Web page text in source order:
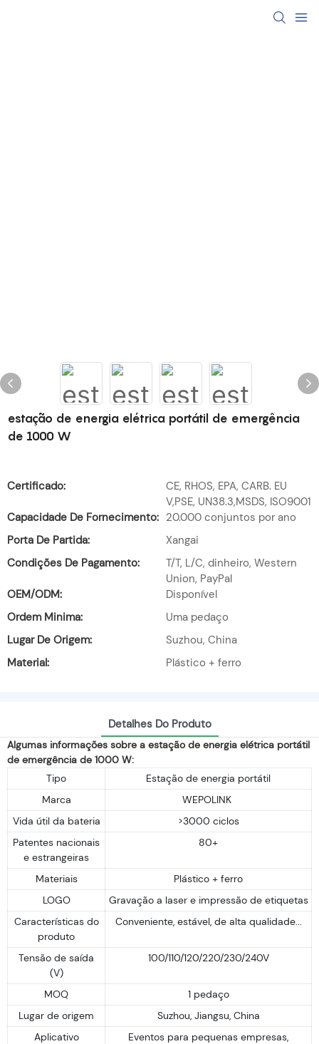
estação de energia elétrica portátil de emergência
de 1000 W
Certificado:
CE, RHOS, EPA, CARB. EU
V,PSE, UN38.3,MSDS, ISO9001
Capacidade De Fornecimento: 20.000 conjuntos por ano
Porta De Partida:
Xangai
Condições De Pagamento:
T/T, L/C, dinheiro, Western
Union, PayPal
OEM/ODM:
Disponível
Ordem Minima:
Uma pedaço
Lugar De Origem:
Suzhou, China
Material:
Plástico + ferro
Detalhes Do Produto
Algumas informações sobre a estação de energia elétrica portátil
de emergência de 1000 W:
Tipo
Estação de energia portátil
Marca
WEPOLINK
Vida útil da bateria
>3000 ciclos
Patentes nacionais
e estrangeiras
80+
Materiais
Plástico + ferro
LOGO
Gravação a laser e impressão de etiquetas
Características do
produto
Conveniente, estável, de alta qualidade...
Tensão de saída
(V)
100/110/120/220/230/240V
MOQ
1 pedaço
Lugar de origem
Suzhou, Jiangsu, China
Aplicativo
Eventos para pequenas empresas,